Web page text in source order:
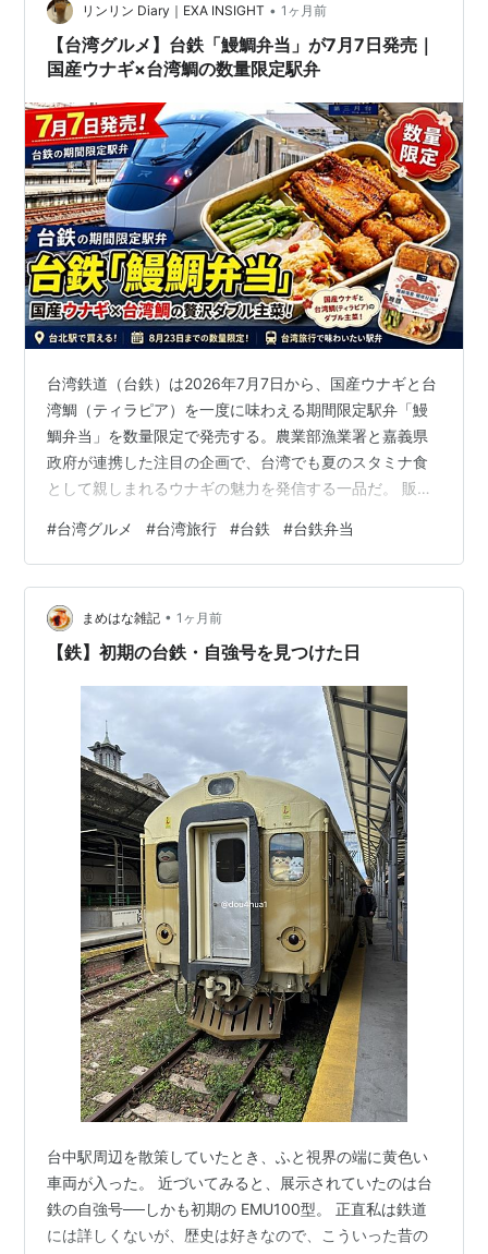
リンリン Diary｜EXA INSIGHT • 1ヶ月前
【台湾グルメ】台鉄「鰻鯛弁当」が7月7日発売｜
国産ウナギ×台湾鯛の数量限定駅弁
台湾鉄道（台鉄）は2026年7月7日から、国産ウナギと台
湾鯛（ティラピア）を一度に味わえる期間限定駅弁「鰻
鯛弁当」を数量限定で発売する。農業部漁業署と嘉義県
政府が連携した注目の企画で、台湾でも夏のスタミナ食
として親しまれるウナギの魅力を発信する一品だ。 販売
夢工場」など一部店舗のみ。この記事では、「鰻鯛弁
当」の価格や販売場所、メニューの特徴に加え、発売の
背景や台湾旅行で購入する際のポイントまで詳しく解説
する。 「鰻鯛弁当」の概要 まずは基本情報を整理する。
項目 内容 商品名 鰻鯛弁当（うなぎ・たいべんとう） 発
#台湾グルメ #台湾旅行 #台鉄 #台鉄弁当
まめはな雑記 • 1ヶ月前
【鉄】初期の台鉄・自強号を見つけた日
台中駅周辺を散策していたとき、ふと視界の端に黄色い
車両が入った。 近づいてみると、展示されていたのは台
鉄の自強号──しかも初期の EMU100型。 正直私は鉄道
には詳しくないが、歴史は好きなので、こういった昔の